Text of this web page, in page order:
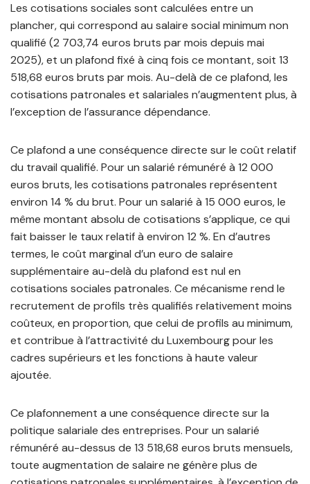
Les cotisations sociales sont calculées entre un
plancher, qui correspond au salaire social minimum non
qualifié (2 703,74 euros bruts par mois depuis mai
2025), et un plafond fixé à cinq fois ce montant, soit 13
518,68 euros bruts par mois. Au-delà de ce plafond, les
cotisations patronales et salariales n’augmentent plus, à
l’exception de l’assurance dépendance.
Ce plafond a une conséquence directe sur le coût relatif
du travail qualifié. Pour un salarié rémunéré à 12 000
euros bruts, les cotisations patronales représentent
environ 14 % du brut. Pour un salarié à 15 000 euros, le
même montant absolu de cotisations s’applique, ce qui
fait baisser le taux relatif à environ 12 %. En d’autres
termes, le coût marginal d’un euro de salaire
supplémentaire au-delà du plafond est nul en
cotisations sociales patronales. Ce mécanisme rend le
recrutement de profils très qualifiés relativement moins
coûteux, en proportion, que celui de profils au minimum,
et contribue à l’attractivité du Luxembourg pour les
cadres supérieurs et les fonctions à haute valeur
ajoutée.
Ce plafonnement a une conséquence directe sur la
politique salariale des entreprises. Pour un salarié
rémunéré au-dessus de 13 518,68 euros bruts mensuels,
toute augmentation de salaire ne génère plus de